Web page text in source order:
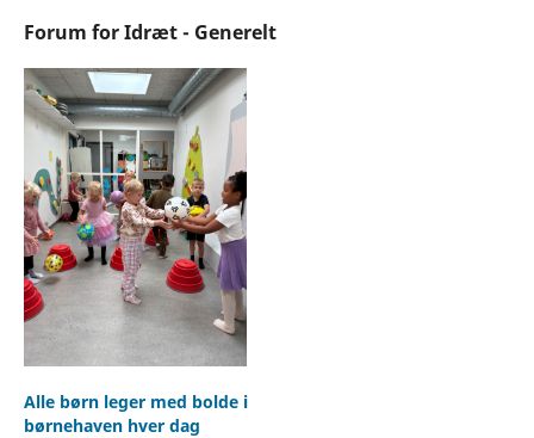
Forum for Idræt - Generelt
Alle børn leger med bolde i
børnehaven hver dag